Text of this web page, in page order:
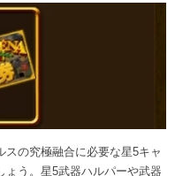
の究極融合に必要な星5キャ
ょう。星5武器ハルパーや武器